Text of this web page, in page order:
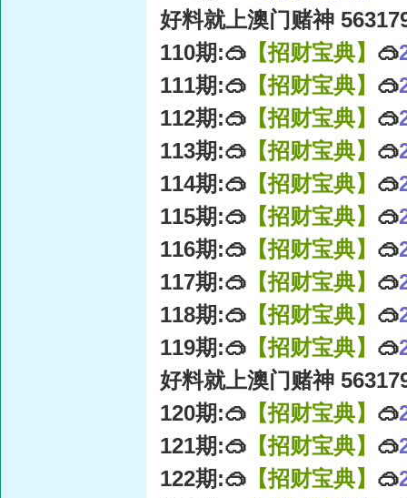
好料就上澳门赌神
110期:🥽 【招财宝典】 🥽
111期:🥽 【招财宝典】 🥽
112期:🥽 【招财宝典】 🥽
113期:🥽 【招财宝典】 🥽
114期:🥽 【招财宝典】 🥽
115期:🥽 【招财宝典】 🥽
116期:🥽 【招财宝典】 🥽
117期:🥽 【招财宝典】 🥽
118期:🥽 【招财宝典】 🥽
119期:🥽 【招财宝典】 🥽
好料就上澳门赌神
120期:🥽 【招财宝典】 🥽
121期:🥽 【招财宝典】 🥽
122期:🥽 【招财宝典】 🥽